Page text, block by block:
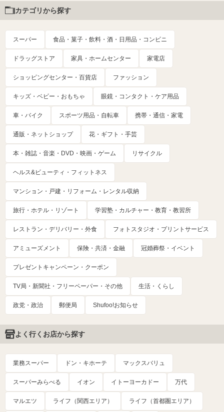
カテゴリから探す
スーパー 食品・菓子・飲料・酒・日用品・コンビニ
ドラッグストア 家具・ホームセンター 家電店
ショッピングセンター・百貨店 ファッション
キッズ・ベビー・おもちゃ 眼鏡・コンタクト・ケア用品
車・バイク スポーツ用品・自転車 携帯・通信・家電
通販・ネットショップ 花・ギフト・手芸
本・雑誌・音楽・DVD・映画・ゲーム リサイクル
ヘルス&ビューティ・フィットネス
マンション・戸建・リフォーム・レンタル収納
旅行・ホテル・リゾート 学習塾・カルチャー・教育・教習所
レストラン・デリバリー・外食 フォトスタジオ・プリントサービス
アミューズメント 保険・共済・金融 冠婚葬祭・イベント
プレゼントキャンペーン・クーポン
TV局・新聞社・フリーペーパー・その他 生活・くらし
政党・政治 郵便局 Shufoo!お知らせ
よく行くお店から探す
業務スーパー ドン・キホーテ マックスバリュ
スーパーみらべる イオン イトーヨーカドー 万代
マルエツ ライフ（関西エリア） ライフ（首都圏エリア）